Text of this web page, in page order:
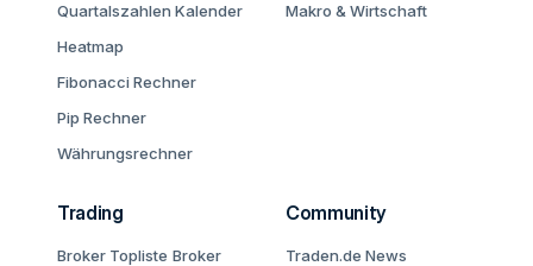
Quartalszahlen Kalender
Heatmap
Fibonacci Rechner
Pip Rechner
Währungsrechner
Makro & Wirtschaft
Trading
Broker Topliste Broker
Community
Traden.de News